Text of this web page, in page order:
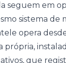
seguem em
sistema de
opera
própria,
que